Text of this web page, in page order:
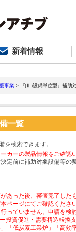
新着情報
事業 > 『(Ⅲ)設備単位型』補助
一覧
を検索できます。
カーの製品情報をご確認
定前に補助対象設備等の
あった後、審査完了した
ページにてご確認くださ
っていません。申請を検
投資促進・需要構造転換
「低炭素工業炉」「高